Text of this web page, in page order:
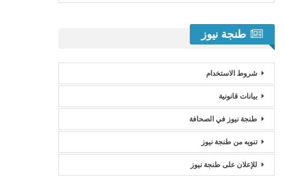
طنجة نيوز
شروط الاستخدام
بيانات قانونية
طنجة نيوز في الصحافة
تنويه من طنجة نيوز
للإعلان على طنجة نيوز